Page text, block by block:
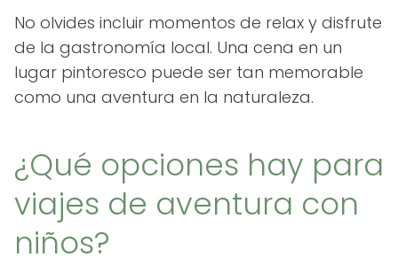
No olvides incluir momentos de relax y disfrute
de la gastronomía local. Una cena en un
lugar pintoresco puede ser tan memorable
como una aventura en la naturaleza.
¿Qué opciones hay para
viajes de aventura con
niños?